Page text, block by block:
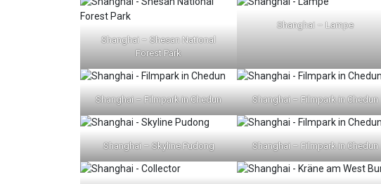
Shanghai – Shesan National
Forest Park
Shanghai – Lampe
Shanghai – Filmpark in Chedun Shanghai – Filmpark in Chedun
Shanghai – Skyline Pudong Shanghai – Filmpark in Chedun